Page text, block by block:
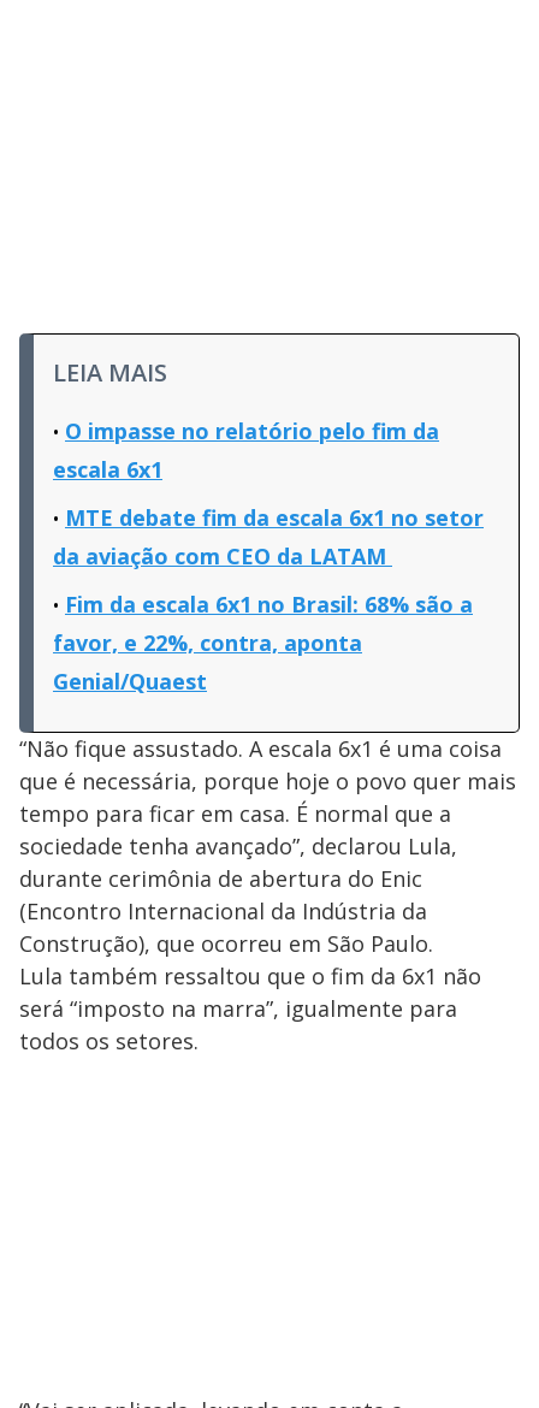
LEIA MAIS
O impasse no relatório pelo fim da
escala 6x1
MTE debate fim da escala 6x1 no setor
da aviação com CEO da LATAM
Fim da escala 6x1 no Brasil: 68% são a
favor, e 22%, contra, aponta
Genial/Quaest
“Não fique assustado. A escala 6x1 é uma coisa
que é necessária, porque hoje o povo quer mais
tempo para ficar em casa. É normal que a
sociedade tenha avançado”, declarou Lula,
durante cerimônia de abertura do Enic
(Encontro Internacional da Indústria da
Construção), que ocorreu em São Paulo.
Lula também ressaltou que o fim da 6x1 não
será “imposto na marra”, igualmente para
todos os setores.